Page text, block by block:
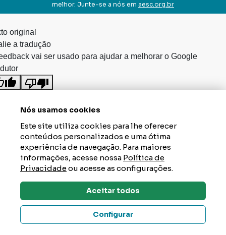
melhor. Junte-se a nós em aesc.org.br
Dúvidas? Tire Aqui
Nós usamos cookies
Este site utiliza cookies para lhe oferecer
conteúdos personalizados e uma ótima
experiência de navegação. Para maiores
informações, acesse nossa Política de
Privacidadeou acesse as configurações.
Aceitar todos
Configurar
original
a tradução
vai ser usado para ajudar a melhorar o Google